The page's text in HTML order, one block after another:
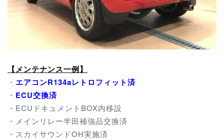
【メンテナンス一例】
・ エアコンR134aレトロフィット済
・ ECU交換済
・ECUドキュメントBOX内移設
・メインリレー半田補強品交換済
・スカイサウンドOH実施済